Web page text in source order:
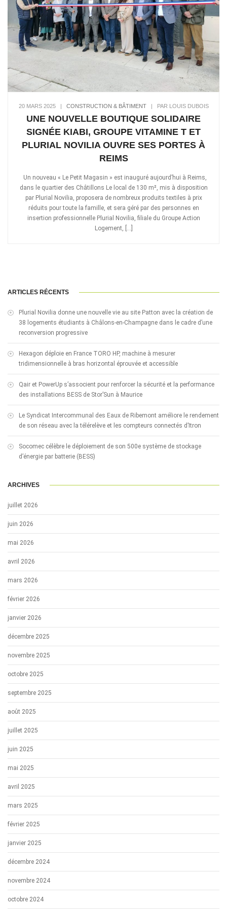
20 MARS 2025| CONSTRUCTION & BÂTIMENT| PAR LOUIS DUBOIS
UNE NOUVELLE BOUTIQUE SOLIDAIRE
SIGNÉE KIABI, GROUPE VITAMINE T ET
PLURIAL NOVILIA OUVRE SES PORTES À
REIMS
Un nouveau « Le Petit Magasin » est inauguré aujourd’hui à Reims,
dans le quartier des Châtillons Le local de 130 m², mis à disposition
par Plurial Novilia, proposera de nombreux produits textiles à prix
réduits pour toute la famille, et sera géré par des personnes en
insertion professionnelle Plurial Novilia, filiale du Groupe Action
Logement, […]
ARTICLES RÉCENTS
Plurial Novilia donne une nouvelle vie au site Patton avec la création de
38 logements étudiants à Châlons-en-Champagne dans le cadre d’une
reconversion progressive
Hexagon déploie en France TORO HP, machine à mesurer
tridimensionnelle à bras horizontal éprouvée et accessible
Qair et PowerUp s’associent pour renforcer la sécurité et la performance
des installations BESS de Stor’Sun à Maurice
Le Syndicat Intercommunal des Eaux de Ribemont améliore le rendement
de son réseau avec la télérelève et les compteurs connectés d’Itron
Socomec célèbre le déploiement de son 500e système de stockage
d’énergie par batterie (BESS)
ARCHIVES
juillet 2026
juin 2026
mai 2026
avril 2026
mars 2026
février 2026
janvier 2026
décembre 2025
novembre 2025
octobre 2025
septembre 2025
août 2025
juillet 2025
juin 2025
mai 2025
avril 2025
mars 2025
février 2025
janvier 2025
décembre 2024
novembre 2024
octobre 2024